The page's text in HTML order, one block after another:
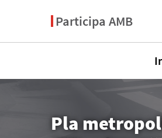
Participa AMB
Pla